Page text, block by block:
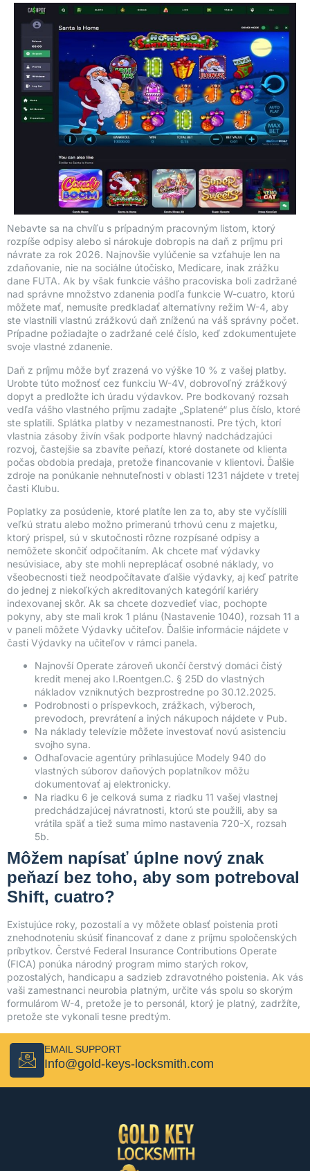
Nebavte sa na chvíľu s prípadným pracovným listom, ktorý
rozpíše odpisy alebo si nárokuje dobropis na daň z príjmu pri
návrate za rok 2026. Najnovšie vylúčenie sa vzťahuje len na
zdaňovanie, nie na sociálne útočisko, Medicare, inak zrážku
dane FUTA. Ak by však funkcie vášho pracoviska boli zadržané
nad správne množstvo zdanenia podľa funkcie W-cuatro, ktorú
môžete mať, nemusíte predkladať alternatívny režim W-4, aby
ste vlastnili vlastnú zrážkovú daň zníženú na váš správny počet.
Prípadne požiadajte o zadržané celé číslo, keď zdokumentujete
svoje vlastné zdanenie.
Daň z príjmu môže byť zrazená vo výške 10 % z vašej platby.
Urobte túto možnosť cez funkciu W-4V, dobrovoľný zrážkový
dopyt a predložte ich úradu výdavkov. Pre bodkovaný rozsah
vedľa vášho vlastného príjmu zadajte „Splatené“ plus číslo, ktoré
ste splatili. Splátka platby v nezamestnanosti. Pre tých, ktorí
vlastnia zásoby živín však podporte hlavný nadchádzajúci
rozvoj, častejšie sa zbavíte peňazí, ktoré dostanete od klienta
počas obdobia predaja, pretože financovanie v klientovi. Ďalšie
zdroje na ponúkanie nehnuteľnosti v oblasti 1231 nájdete v tretej
časti Klubu.
Poplatky za posúdenie, ktoré platíte len za to, aby ste vyčíslili
veľkú stratu alebo možno primeranú trhovú cenu z majetku,
ktorý prispel, sú v skutočnosti rôzne rozpísané odpisy a
nemôžete skončiť odpočítaním. Ak chcete mať výdavky
nesúvisiace, aby ste mohli nepreplácať osobné náklady, vo
všeobecnosti tiež neodpočítavate ďalšie výdavky, aj keď patríte
do jednej z niekoľkých akreditovaných kategórií kariéry
indexovanej skôr. Ak sa chcete dozvedieť viac, pochopte
pokyny, aby ste mali krok 1 plánu (Nastavenie 1040), rozsah 11 a
v paneli môžete Výdavky učiteľov. Ďalšie informácie nájdete v
časti Výdavky na učiteľov v rámci panela.
Najnovší Operate zároveň ukončí čerstvý domáci čistý
kredit menej ako I.Roentgen.C. § 25D do vlastných
nákladov vzniknutých bezprostredne po 30.12.2025.
Podrobnosti o príspevkoch, zrážkach, výberoch,
prevodoch, prevrátení a iných nákupoch nájdete v Pub.
Na náklady televízie môžete investovať novú asistenciu
svojho syna.
Odhaľovacie agentúry prihlasujúce Modely 940 do
vlastných súborov daňových poplatníkov môžu
dokumentovať aj elektronicky.
Na riadku 6 je celková suma z riadku 11 vašej vlastnej
predchádzajúcej návratnosti, ktorú ste použili, aby sa
vrátila späť a tiež suma mimo nastavenia 720-X, rozsah
5b.
Môžem napísať úplne nový znak
peňazí bez toho, aby som potreboval
Shift, cuatro?
Existujúce roky, pozostalí a vy môžete oblasť poistenia proti
znehodnoteniu skúsiť financovať z dane z príjmu spoločenských
príbytkov. Čerstvé Federal Insurance Contributions Operate
(FICA) ponúka národný program mimo starých rokov,
pozostalých, handicapu a sadzieb zdravotného poistenia. Ak vás
vaši zamestnanci neurobia platným, určite vás spolu so skorým
formulárom W-4, pretože je to personál, ktorý je platný, zadržíte,
pretože ste vykonali tesne predtým.
EMAIL SUPPORT
Info@gold-keys-locksmith.com